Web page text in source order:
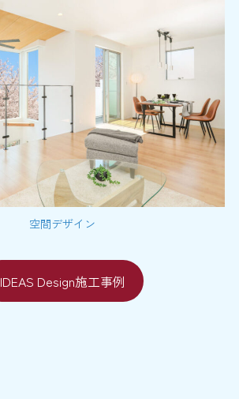
空間デザイン
IDEAS Design施工事例